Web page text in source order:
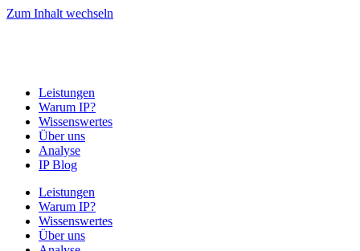
Zum Inhalt wechseln
Leistungen
Warum IP?
Wissenswertes
Über uns
Analyse
IP Blog
Leistungen
Warum IP?
Wissenswertes
Über uns